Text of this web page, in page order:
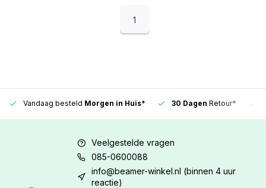
1
Vandaag besteld Morgen in Huis* 30 Dagen Retour*
Veelgestelde vragen
085-0600088
info@beamer-winkel.nl (binnen 4 uur
reactie)